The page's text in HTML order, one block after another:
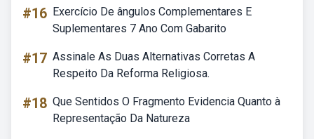
#16 Exercício De ângulos Complementares E
Suplementares 7 Ano Com Gabarito
#17 Assinale As Duas Alternativas Corretas A
Respeito Da Reforma Religiosa.
#18 Que Sentidos O Fragmento Evidencia Quanto à
Representação Da Natureza